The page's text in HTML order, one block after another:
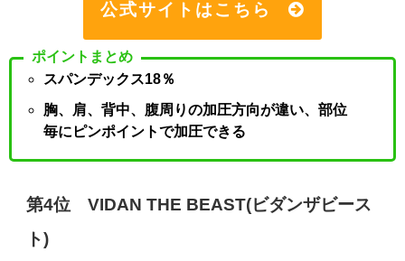
公式サイトはこちら
ポイントまとめ
スパンデックス18％
胸、肩、背中、腹周りの加圧方向が違い、部位
毎にピンポイントで加圧できる
第4位 VIDAN THE BEAST(ビダンザビース
ト)